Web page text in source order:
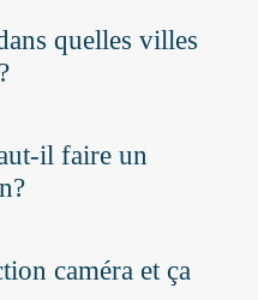
quelles villes
il faire un
caméra et ça